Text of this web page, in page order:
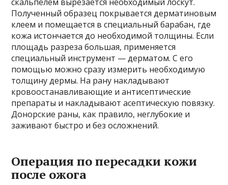
Полученный образец покрывается дерматиновым
клеем и помещается в специальный барабан, где
кожа истончается до необходимой толщины. Если
площадь разреза большая, применяется
специальный инструмент — дерматом. С его
помощью можно сразу измерить необходимую
толщину дермы. На рану накладывают
кровоостанавливающие и антисептические
препараты и накладывают асептическую повязку.
Донорские раны, как правило, неглубокие и
заживают быстро и без осложнений.
Операция по пересадки кожи
после ожога